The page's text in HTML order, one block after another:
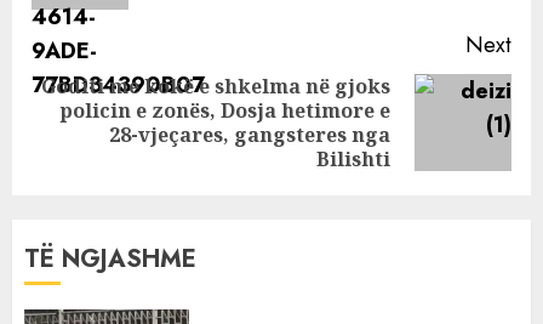
Next
Next
Goditi me kokë e shkelma në gjoks
policin e zonës, Dosja hetimore e
28-vjeçares, gangsteres nga
Bilishti
TË NGJASHME